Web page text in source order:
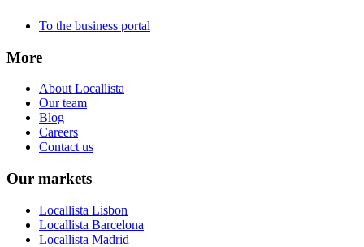
To the business portal
More
About Locallista
Our team
Blog
Careers
Contact us
Our markets
Locallista Lisbon
Locallista Barcelona
Locallista Madrid